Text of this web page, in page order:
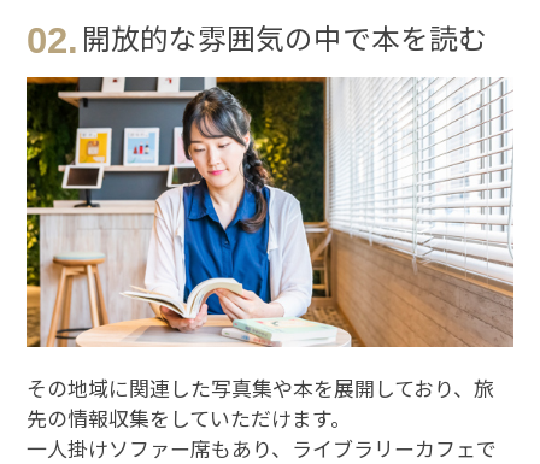
02. 開放的な雰囲気の中で本を読む
その地域に関連した写真集や本を展開しており、旅
先の情報収集をしていただけます。
一人掛けソファー席もあり、ライブラリーカフェで